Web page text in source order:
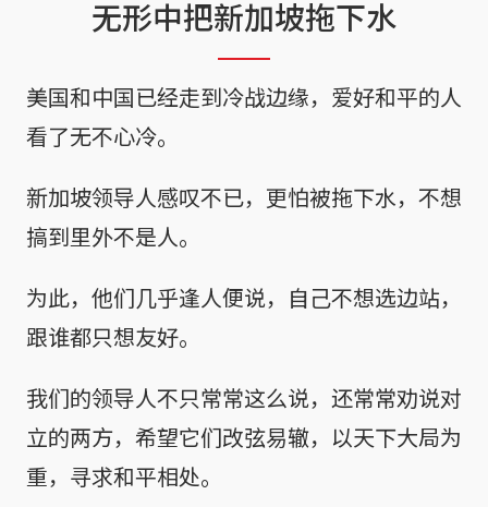
无形中把新加坡拖下水
美国和中国已经走到冷战边缘，爱好和平的人
看了无不心冷。
新加坡领导人感叹不已，更怕被拖下水，不想
搞到里外不是人。
为此，他们几乎逢人便说，自己不想选边站，
跟谁都只想友好。
我们的领导人不只常常这么说，还常常劝说对
立的两方，希望它们改弦易辙，以天下大局为
重，寻求和平相处。